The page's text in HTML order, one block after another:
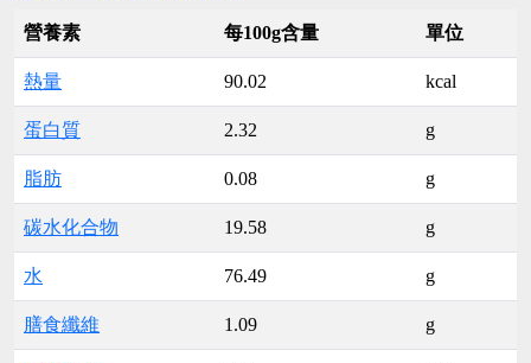
營養素 每100g含量 單位
熱量 90.02 kcal
蛋白質 2.32 g
脂肪 0.08 g
碳水化合物 19.58 g
水 76.49 g
膳食纖維 1.09 g